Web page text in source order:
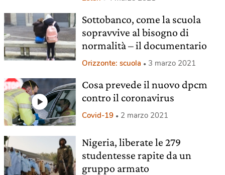
Sottobanco, come la scuola
sopravvive al bisogno di
normalità – il documentario
Orizzonte: scuola 3 marzo 2021
Cosa prevede il nuovo dpcm
contro il coronavirus
Covid-19 2 marzo 2021
Nigeria, liberate le 279
studentesse rapite da un
gruppo armato